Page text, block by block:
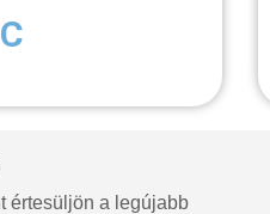
értesüljön a legújabb